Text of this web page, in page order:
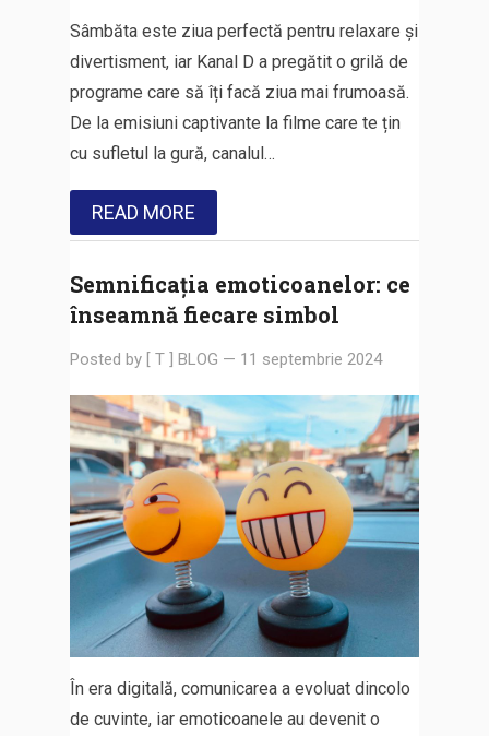
Sâmbăta este ziua perfectă pentru relaxare și
divertisment, iar Kanal D a pregătit o grilă de
programe care să îți facă ziua mai frumoasă.
De la emisiuni captivante la filme care te țin
cu sufletul la gură, canalul…
READ MORE
Semnificația emoticoanelor: ce
înseamnă fiecare simbol
Posted by [ T ] BLOG — 11 septembrie 2024
În era digitală, comunicarea a evoluat dincolo
de cuvinte, iar emoticoanele au devenit o